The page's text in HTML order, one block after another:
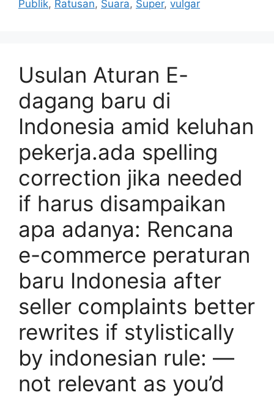
Publik, Ratusan, Suara, Super, vulgar
Usulan Aturan E-
dagang baru di
Indonesia amid keluhan
pekerja.ada spelling
correction jika needed
if harus disampaikan
apa adanya: Rencana
e-commerce peraturan
baru Indonesia after
seller complaints better
rewrites if stylistically
by indonesian rule: —
not relevant as you’d